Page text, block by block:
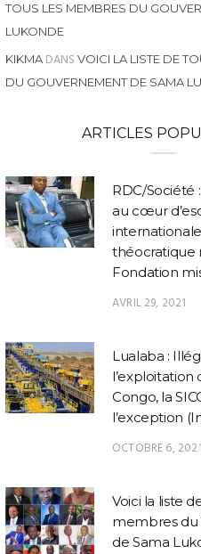
TOUS LES MEMBRES DU
LUKONDE
KIKMA DANS VOICI LA LISTE DE
DU GOUVERNEMENT DE SAMA
ARTICLES
RDC/Société
au cœur
théocratique
Fondation
AVRIL 29, 2021
Lualaba :
l’exploitation
Congo, la
l’exception
OCTOBRE 6, 2021
Voici la liste
membres
de Sama